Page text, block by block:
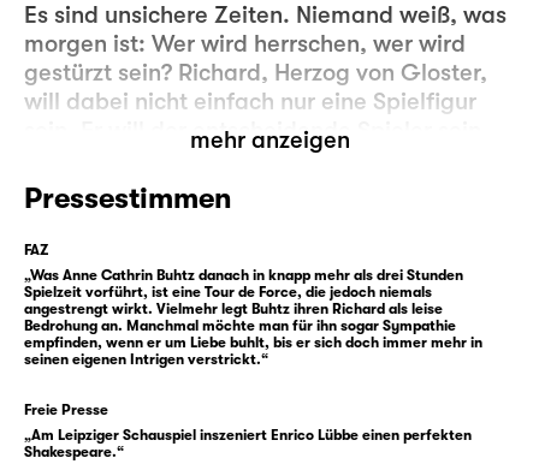
Es sind unsichere Zeiten. Niemand weiß, was
morgen ist: Wer wird herrschen, wer wird
gestürzt sein? Richard, Herzog von Gloster,
will dabei nicht einfach nur eine Spielfigur
sein. Er will der entscheidende Spieler sein.
Der Krieg ist vorbei, aber mit den neuen
Zeiten kann Gloster nichts anfangen. Was
anderes als Krieg kann er nicht. Mit seinem
Wesen würde er keine Chance haben, das
hört er schon sein Leben lang, angefangen
bei seiner eigenen Mutter. Also bleibt er im
aufzuführen: Gesellschaft als Schlacht,
Leben als Nahkampf — mit den Waffen des
mehr anzeigen
Pressestimmen
FAZ
„Was Anne Cathrin Buhtz danach in knapp mehr als drei Stunden
Spielzeit vorführt, ist eine Tour de Force, die jedoch niemals
angestrengt wirkt. Vielmehr legt Buhtz ihren Richard als leise
Bedrohung an. Manchmal möchte man für ihn sogar Sympathie
empfinden, wenn er um Liebe buhlt, bis er sich doch immer mehr in
seinen eigenen Intrigen verstrickt.“
Freie Presse
„Am Leipziger Schauspiel inszeniert Enrico Lübbe einen perfekten
Shakespeare.“